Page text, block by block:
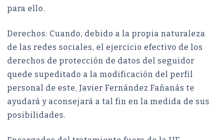
para ello.
Derechos: Cuando, debido a la propia naturaleza
de las redes sociales, el ejercicio efectivo de los
derechos de protección de datos del seguidor
quede supeditado a la modificación del perfil
personal de este, Javier Fernández Fañanás te
ayudará y aconsejará a tal fin en la medida de sus
posibilidades.